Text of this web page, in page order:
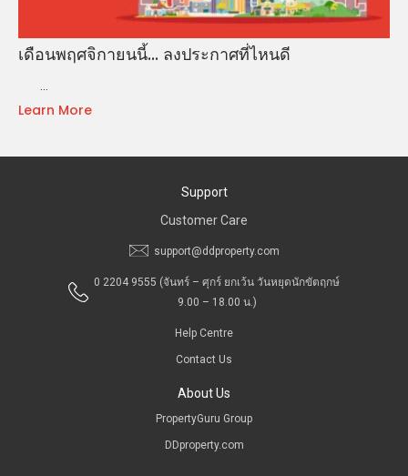
เดือนพฤศจิกายนนี้... ลงประกาศที่ไหนดี
Learn More
Support
Customer Care
support@ddproperty.com
0 2204 9555 (จันทร์ – ศุกร์ ยกเว้น วันหยุดนักขัตฤกษ์
9.00 – 18.00 น.)
Help Centre
Contact Us
About Us
PropertyGuru Group
DDproperty.com